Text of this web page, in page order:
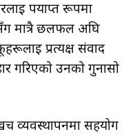
पर्याप्त रूपमा
मात्रै छलफल अघि
प्रत्यक्ष संवाद
गरिएको उनको गुनासो
व्यवस्थापनमा सहयोग